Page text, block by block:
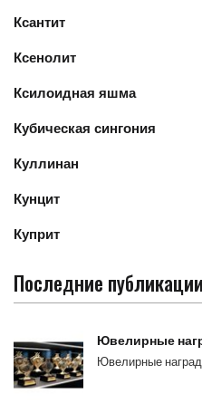
Ксантит
Ксенолит
Ксилоидная яшма
Кубическая сингония
Куллинан
Кунцит
Куприт
Последние публикации
Ювелирные
Ювелирные